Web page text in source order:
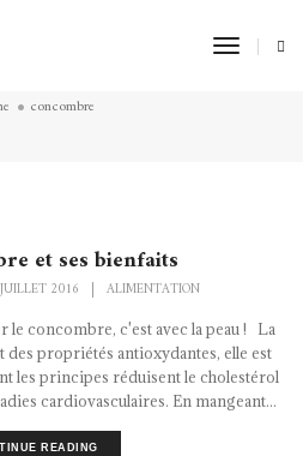
Toggle
concombre
et ses bienfaits
2016 | ALIMENTATION
le concombre, c'est avec la peau ! La
propriétés antioxydantes, elle est
les principes réduisent le cholestérol
cardiovasculaires. En mangeant...
READING